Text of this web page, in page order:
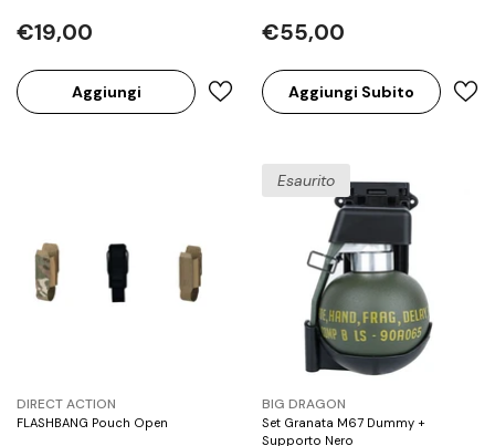
€19,00
Aggiungi
€55,00
Aggiungi Subito
BRAND:
DIRECT ACTION
FLASHBANG Pouch Open
Esaurito
BRAND:
BIG DRAGON
Set Granata M67 Dummy +
Supporto Nero